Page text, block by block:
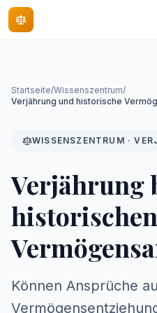
Startseite/Wissenszentrum/
Verjährung und historische
WISSENSZENTRUM ·
Verjährung
historischen
Können Ansprüche